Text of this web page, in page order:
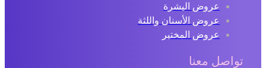
عروض البشرة
عروض الأسنان واللثة
عروض المختبر
تواصل معنا